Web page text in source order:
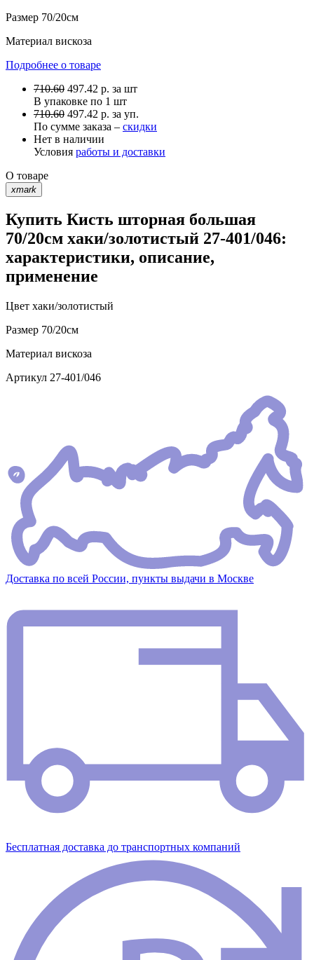
Размер 70/20см
Материал вискоза
Подробнее о товаре
710.60 497.42 р. за шт
В упаковке по 1 шт
710.60 497.42 р. за уп.
По сумме заказа – скидки
Нет в наличии
Условия работы и доставки
О товаре
xmark
Купить Кисть шторная большая
70/20см хаки/золотистый 27-401/046:
характеристики, описание,
применение
Цвет хаки/золотистый
Размер 70/20см
Материал вискоза
Артикул 27-401/046
Доставка по всей России, пункты выдачи в Москве
Бесплатная доставка до транспортных компаний